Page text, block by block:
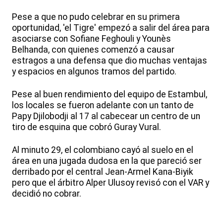
Pese a que no pudo celebrar en su primera
oportunidad, 'el Tigre' empezó a salir del área para
asociarse con Sofiane Feghouli y Younès
Belhanda, con quienes comenzó a causar
estragos a una defensa que dio muchas ventajas
y espacios en algunos tramos del partido.
Pese al buen rendimiento del equipo de Estambul,
los locales se fueron adelante con un tanto de
Papy Djilobodji al 17 al cabecear un centro de un
tiro de esquina que cobró Guray Vural.
Al minuto 29, el colombiano cayó al suelo en el
área en una jugada dudosa en la que pareció ser
derribado por el central Jean-Armel Kana-Biyik
pero que el árbitro Alper Ulusoy revisó con el VAR y
decidió no cobrar.